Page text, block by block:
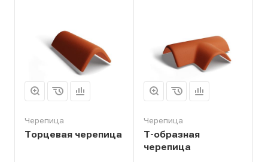
Черепица
Торцевая черепица
Черепица
Т-образная
черепица